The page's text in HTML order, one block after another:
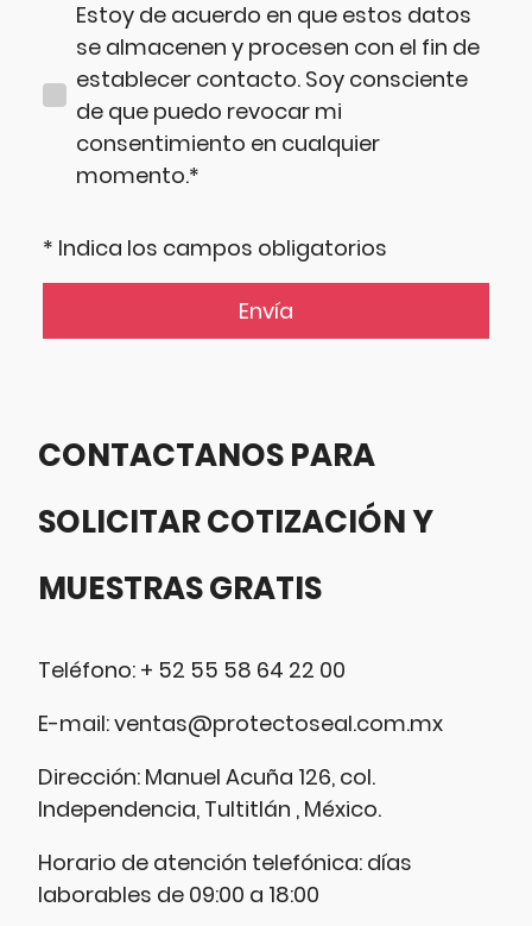
Estoy de acuerdo en que estos datos
se almacenen y procesen con el fin de
establecer contacto. Soy consciente
de que puedo revocar mi
consentimiento en cualquier
momento.*
* Indica los campos obligatorios
Envía
CONTACTANOS PARA
SOLICITAR COTIZACIÓN Y
MUESTRAS GRATIS
Teléfono: + 52 55 58 64 22 00
E-mail: ventas@protectoseal.com.mx
Dirección: Manuel Acuña 126, col.
Independencia, Tultitlán , México.
Horario de atención telefónica: días
laborables de 09:00 a 18:00